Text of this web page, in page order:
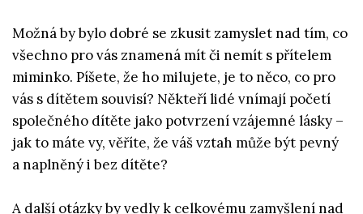
Možná by bylo dobré se zkusit zamyslet nad tím, co
všechno pro vás znamená mít či nemít s přítelem
miminko. Píšete, že ho milujete, je to něco, co pro
vás s dítětem souvisí? Někteří lidé vnímají početí
společného dítěte jako potvrzení vzájemné lásky –
jak to máte vy, věříte, že váš vztah může být pevný
a naplněný i bez dítěte?
A další otázky by vedly k celkovému zamyšlení nad